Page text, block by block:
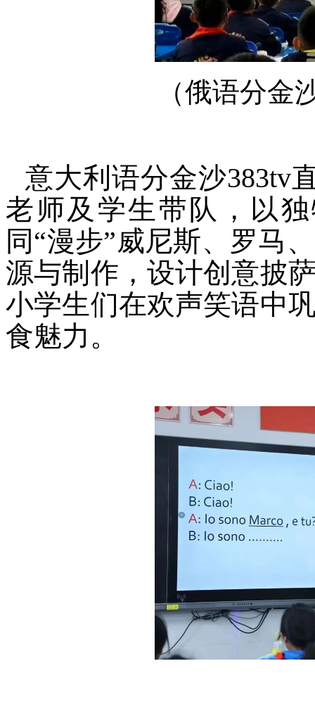
（俄语分金
意大利语分金沙383tv
老师及学生带队，以
同“漫步”威尼斯、罗马
源与制作，设计创意披
小学生们在欢声笑语中
食魅力。